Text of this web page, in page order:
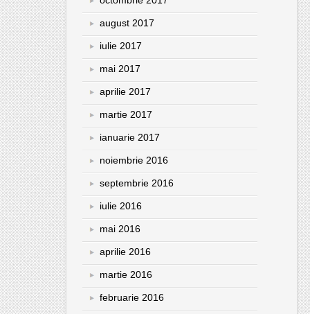
august 2017
iulie 2017
mai 2017
aprilie 2017
martie 2017
ianuarie 2017
noiembrie 2016
septembrie 2016
iulie 2016
mai 2016
aprilie 2016
martie 2016
februarie 2016